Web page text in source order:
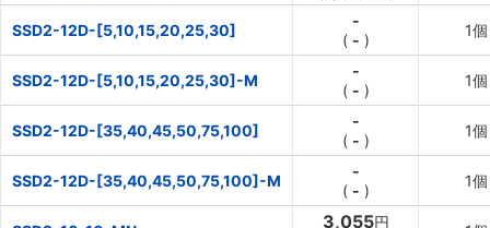
SSD2-12D-[5,10,15,20,25,30]
-
( - )
1個
SSD2-12D-[5,10,15,20,25,30]-M
-
( - )
1個
SSD2-12D-[35,40,45,50,75,100]
-
( - )
1個
SSD2-12D-[35,40,45,50,75,100]-M
-
( - )
1個
3,055円